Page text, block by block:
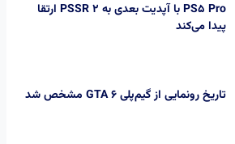
PS5 Pro با آپدیت بعدی به PSSR 2 ارتقا
پیدا می‌کند
تاریخ رونمایی از گیم‌پلی GTA 6 مشخص شد